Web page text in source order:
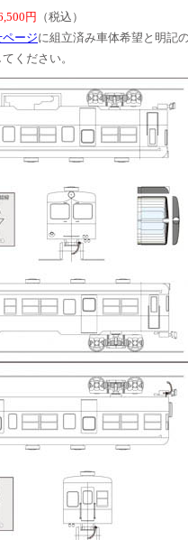
円
（税込）
ージに組立済み車体希望と明記
ください。